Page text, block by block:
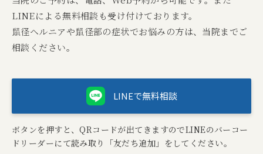
LINEによる無料相談も受け付けております。
鼠径ヘルニアや鼠径部の症状でお悩みの方は、当院までご
相談ください。
LINEで無料相談
ボタンを押すと、QRコードが出てきますのでLINEのバーコー
ドリーダーにて読み取り「友だち追加」をしてください。